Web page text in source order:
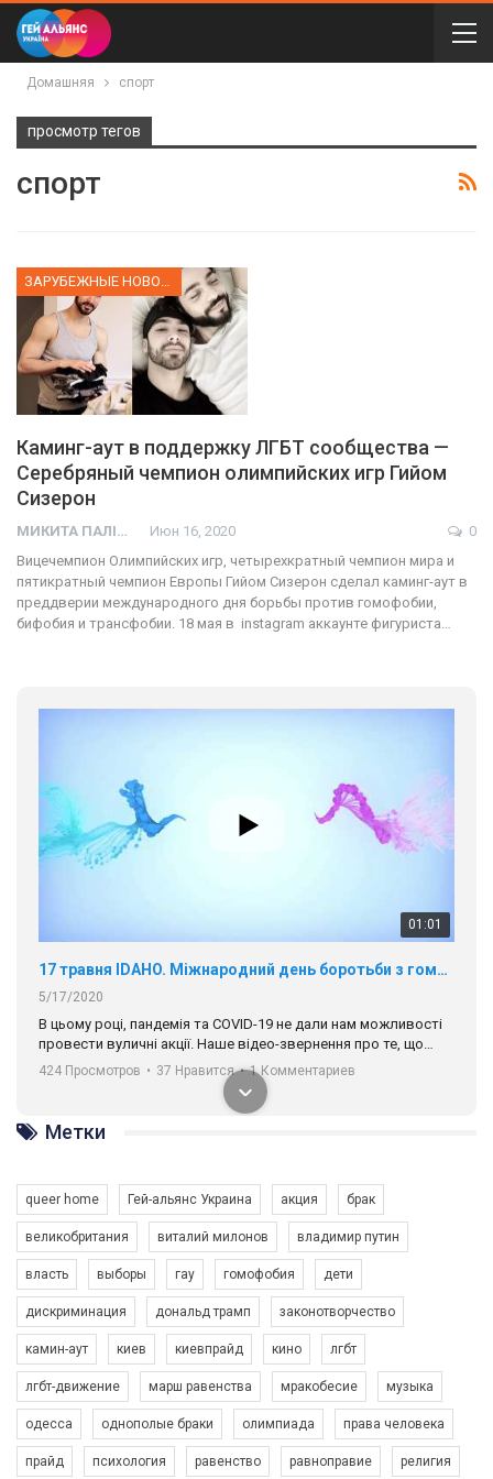
Домашняя спорт
просмотр тегов
спорт
Каминг-аут в поддержку ЛГБТ сообщества —
Серебряный чемпион олимпийских игр Гийом
Сизерон
МИКИТА ПАЛІЙ Июн 16, 2020
0
Вицечемпион Олимпийских игр, четырехкратный чемпион мира и
пятикратный чемпион Европы Гийом Сизерон сделал каминг-аут в
преддверии международного дня борьбы против гомофобии,
бифобия и трансфобии. 18 мая в instagram аккаунте фигуриста…
01:01
17 травня IDAHO. Міжнародний день боротьби з гомофобією трансфобією і біфобія.
5/17/2020
В цьому році, пандемія та COVІD-19 не дали нам можливості
провести вуличні акції. Наше відео-звернення про те, що
навіть коли ми у різних містах та не можемо зустрінеться, ми
разом. Ми закликаємо всіх хто поділяє цінності рівності та
солідарності, приєднатися до нас. Регіональні підрозділи
ГАУ є в 16 областях України.
Разом наш голос лунає гучніше!
424 Просмотров • 37 Нравится • 1 Комментариев
Зупинимо насильство проти ЛГБТ в Україні! Stop violence against LGBT in Ukraine!
6/30/2017
Емоційний та вражаючий промо-ролік на конкурс PACT, який
представляє програму "Гей-альянс Україна" з протидії
Метки
queer home Гей-альянс Украина акция брак
великобритания виталий милонов владимир путин
власть выборы гау гомофобия дети
дискриминация дональд трамп законотворчество
камин-аут киев киевпрайд кино лгбт
лгбт-движение марш равенства мракобесие музыка
одесса однополые браки олимпиада права человека
прайд психология равенство равноправие религия